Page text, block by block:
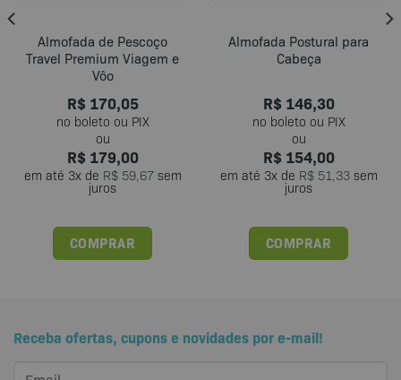
Almofada de Pescoço
Travel Premium Viagem e
Vôo
R$170,05
R$179,00
em até 3x de R$59,67sem
juros
COMPRAR
Almofada Postural para
Cabeça
R$146,30
R$154,00
em até 3x de R$51,33sem
juros
COMPRAR
Receba ofertas, cupons e novidades por e-mail!